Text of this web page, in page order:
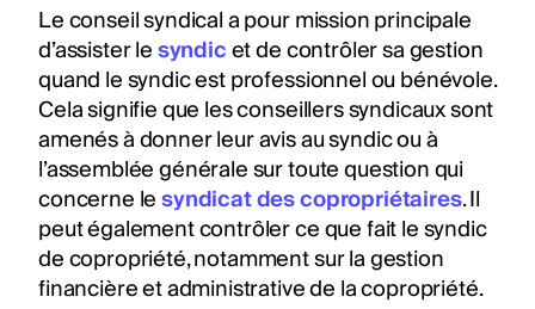
Le conseil syndical a pour mission principale
d’assister lesyndicet de contrôler sa gestion
quand le syndic est professionnel ou bénévole.
Cela signifie que les conseillers syndicaux sont
amenés à donner leur avis au syndic ou à
l’assemblée générale sur toute question qui
concerne lesyndicat des copropriétaires. Il
peut également contrôler ce que fait le syndic
de copropriété, notamment sur la gestion
financière et administrative de la copropriété.